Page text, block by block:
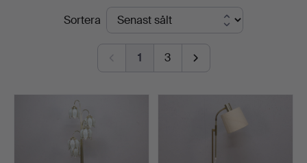
SlutpriserSortera
1 3